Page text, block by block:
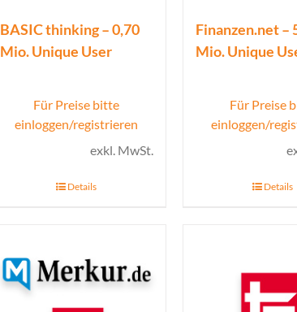
BASIC thinking – 0,70
Mio. Unique User
Für Preise bitte
einloggen/registrieren
exkl. MwSt.
Details
Finanzen.net –
Mio. Unique
Für Preise
einloggen/
Details